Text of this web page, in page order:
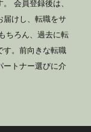
会員登録後は、
届けし、転職をサ
ちろん、過去に転
す。前向きな転職
ートナー選びに介